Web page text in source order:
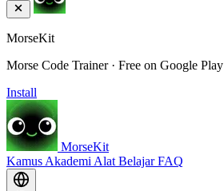
MorseKit
Morse Code Trainer · Free on Google Play
Install
MorseKit
Kamus Akademi Alat BelajarFAQ